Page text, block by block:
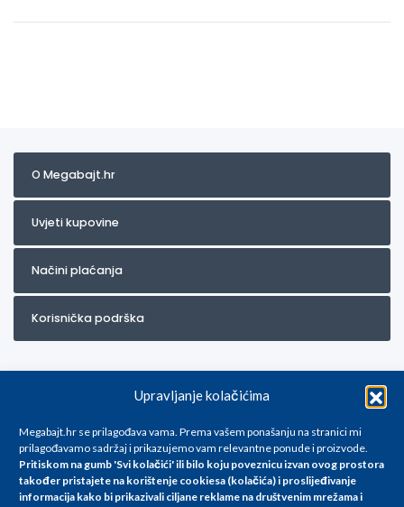
Upravljanje kolačićima
Megabajt.hr se prilagođava vama. Prema vašem ponašanju na stranici mi
prilagođavamo sadržaj i prikazujemo vam relevantne ponude i proizvode.
Pritiskom na gumb 'Svi kolačići' ili bilo koju poveznicu izvan ovog prostora
također pristajete na korištenje cookiesa (kolačića) i proslijeđivanje
informacija kako bi prikazivali ciljane reklame na društvenim mrežama i
O Megabajt.hr
Uvjeti kupovine
Načini plaćanja
Korisnička podrška
Za artikle kojih trenutno nema u ponudi obratite nam se na
info@megabajt.hr. Sve cijene su informativnog karaktera i podložne su